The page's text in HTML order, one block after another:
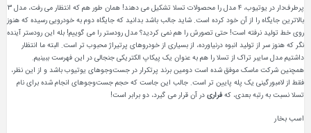
پرطرف‌دار در یوتیوب، ۴ مدل را محصولات تسلا تشکیل می دهند! همان طور هم که انتظار می رفت، مدل ۳
بالاترین جایگاه را از آن خود کرده است. شاید جالب باشد بدانید که جایگاه دوم به خودرویی رسیده که هنوز
روی خط تولید نرفته است! حتی تصورش را هم نمی کردید؟ مدل رودستر را می گوییم! بله این رودستر آینده
نگر که هنوز سر از تولید انبوه درنیاورده، از بسیاری از خودروهای پرتیراژ محبوب تر است. البته ما انتظار
داشتیم مدل سایبر تراک از تسلا را هم به عنوان یک پیکاپ الکتریکی جنجالی در این فهرست ببینیم.
همچنین شرکت ماسک موفق شده است دومین برند پرتکرار در جست‌وجوهای یوتیوب باشد و از این نظر،
فقط از لامبورگینی یک پله پایین تر است. جالب این جاست که حجم جست‌وجوهای انجام شده برای نام
تسلا نسبت به رتبه بعدی، کهفراریدر آن قرار می گیرد، دو برابر است!
اسب بخار